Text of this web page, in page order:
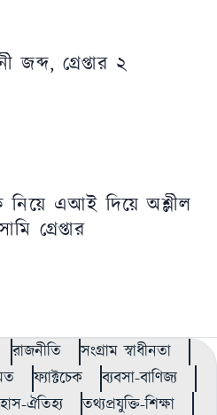
জব্দ, গ্রেপ্তার ২
নিয়ে এআই দিয়ে অশ্লীল
গ্রেপ্তার
রাজনীতি
সংগ্রাম স্বাধীনতা
ফ্যাক্টচেক
ব্যবসা-বাণিজ্য
ঐতিহ্য
তথ্যপ্রযুক্তি-শিক্ষা